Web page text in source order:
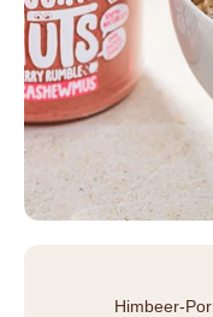
Himbeer-